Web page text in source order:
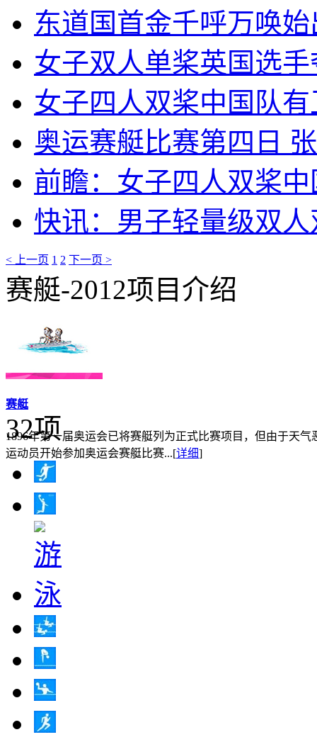
东道国首金千呼万唤
女子双人单桨英国选
女子四人双桨中国队
奥运赛艇比赛第四日
前瞻：女子四人双桨
快讯：男子轻量级双
< 上一页 1 2 下一页 >
赛艇-2012项目介绍
赛艇
1896年第一届奥运会已将赛艇列为正式比赛项目，但由于天
运动员开始参加奥运会赛艇比赛...[详细]
32项